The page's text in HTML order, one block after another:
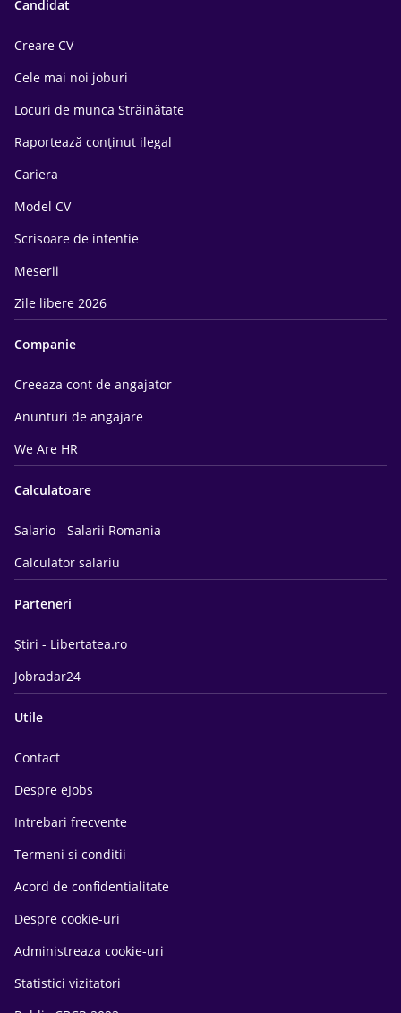
Candidat
Creare CV
Cele mai noi joburi
Locuri de munca Străinătate
Raportează conținut ilegal
Cariera
Model CV
Scrisoare de intentie
Meserii
Zile libere 2026
Companie
Creeaza cont de angajator
Anunturi de angajare
We Are HR
Calculatoare
Salario - Salarii Romania
Calculator salariu
Parteneri
Știri - Libertatea.ro
Jobradar24
Utile
Contact
Despre eJobs
Intrebari frecvente
Termeni si conditii
Acord de confidentialitate
Despre cookie-uri
Administreaza cookie-uri
Statistici vizitatori